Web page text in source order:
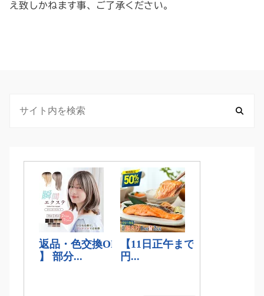
え致しかねます事、ご了承ください。